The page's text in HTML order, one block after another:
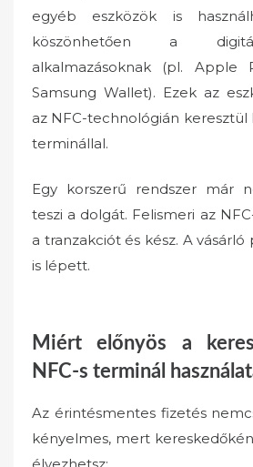
egyéb eszközök is
köszönhetően a
alkalmazásoknak (pl. Apple
Samsung Wallet). Ezek az
az NFC-technológián
terminállal.
Egy korszerű rendszer már
teszi a dolgát. Felismeri az
a tranzakciót és kész. A
is lépett.
Miért előnyös a
NFC-s terminál
Az érintésmentes fizetés
kényelmes, mert